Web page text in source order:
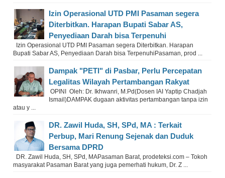
Izin Operasional UTD PMI Pasaman segera
Diterbitkan. Harapan Bupati Sabar AS,
Penyediaan Darah bisa Terpenuhi
Izin Operasional UTD PMI Pasaman segera Diterbitkan. Harapan
Bupati Sabar AS, Penyediaan Darah bisa TerpenuhiPasaman, prod ...
Dampak "PETI" di Pasbar, Perlu Percepatan
Legalitas Wilayah Pertambangan Rakyat
OPINI Oleh: Dr. Ikhwanri, M.Pd(Dosen IAI Yaptip Chadjah
Ismail)DAMPAK dugaan aktivitas pertambangan tanpa izin
atau y ...
DR. Zawil Huda, SH, SPd, MA : Terkait
Perbup, Mari Renung Sejenak dan Duduk
Bersama DPRD
DR. Zawil Huda, SH, SPd, MAPasaman Barat, prodeteksi.com – Tokoh
masyarakat Pasaman Barat yang juga pemerhati hukum, Dr. Z ...